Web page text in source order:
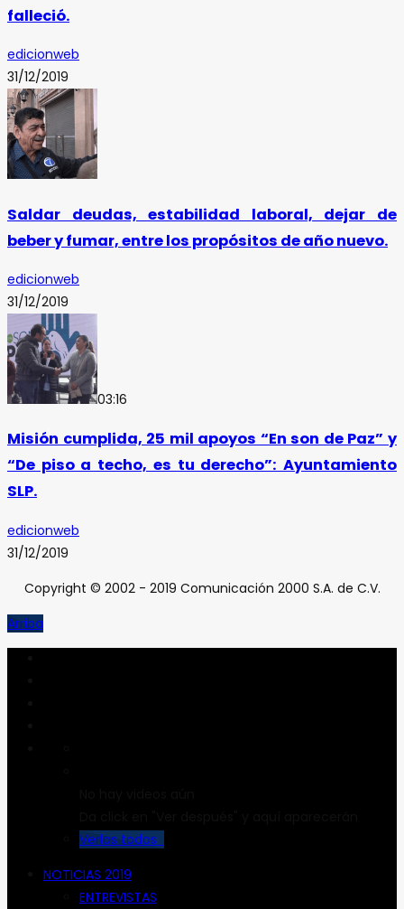
falleció.
edicionweb
31/12/2019
Saldar deudas, estabilidad laboral, dejar de
beber y fumar, entre los propósitos de año nuevo.
edicionweb
31/12/2019
03:16
Misión cumplida, 25 mil apoyos “En son de Paz” y
“De piso a techo, es tu derecho”: Ayuntamiento
SLP.
edicionweb
31/12/2019
Copyright © 2002 - 2019 Comunicación 2000 S.A. de C.V.
Arriba
Verlos todos
NOTICIAS 2019
ENTREVISTAS